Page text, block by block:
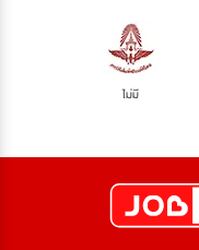
ไม่มี